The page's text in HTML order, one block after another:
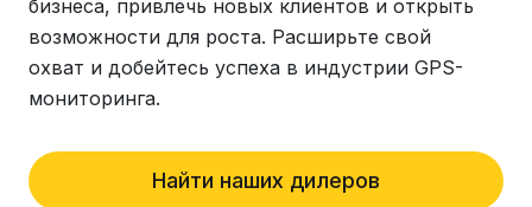
бизнеса, привлечь новых клиентов и открыть
возможности для роста. Расширьте свой
охват и добейтесь успеха в индустрии GPS-
мониторинга.
Найти наших дилеров